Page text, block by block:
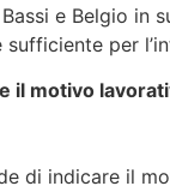
e Belgio in
per
il motivo
di indicare il